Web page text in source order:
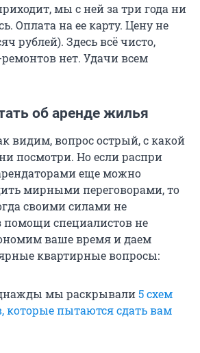
мы с ней за три года ни
Оплата на ее карту. Цену не
рублей). Здесь всё чисто,
нет. Удачи всем
об аренде жилья
видим, вопрос острый, с какой
посмотри. Но если распри
еще можно
мирными переговорами, то
своими силами не
помощи специалистов не
ваше время и даем
квартирные вопросы:
мы раскрывали5 схем
которые пытаются сдать вам